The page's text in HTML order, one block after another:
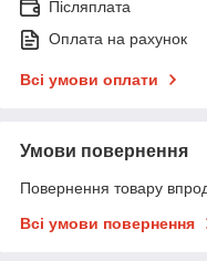
Післяплата
Оплата на рахунок
Всі умови оплати
Умови повернення
Повернення товару
Всі умови повернення